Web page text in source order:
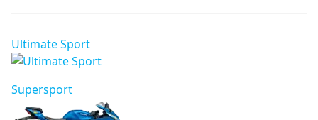
Ultimate Sport
Supersport